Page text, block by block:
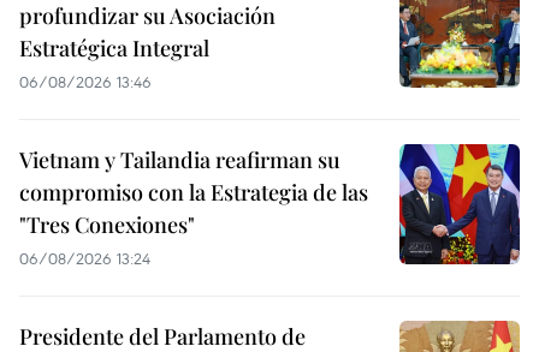
profundizar su Asociación
Estratégica Integral
06/08/2026 13:46
Vietnam y Tailandia reafirman su
compromiso con la Estrategia de las
"Tres Conexiones"
06/08/2026 13:24
Presidente del Parlamento de